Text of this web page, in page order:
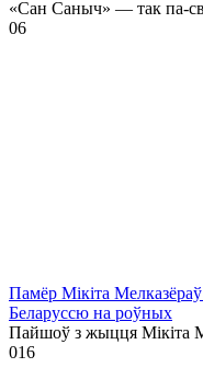
«Сан Саныч» — так па-
06
Памёр Мікіта
Беларуссю на роўных
Пайшоў з жыцця Мікіта
016